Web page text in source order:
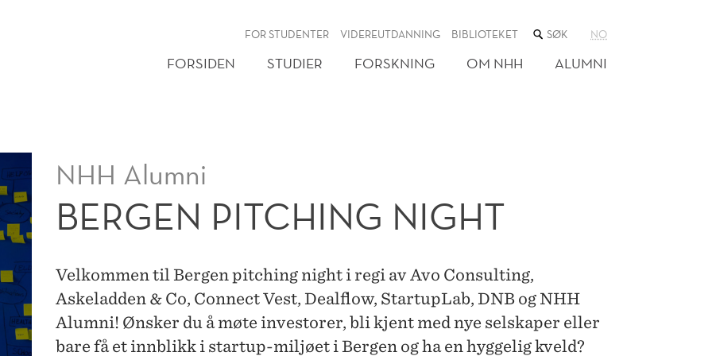
FOR STUDENTER VIDEREUTDANNING BIBLIOTEKET SØK
NETTSTEDET
NO
FORSIDEN STUDIER FORSKNING OM NHH ALUMNI
NHH Alumni
BERGEN PITCHING NIGHT
Velkommen til Bergen pitching night i regi av Avo Consulting,
Askeladden & Co, Connect Vest, Dealflow, StartupLab, DNB og NHH
Alumni! Ønsker du å møte investorer, bli kjent med nye selskaper eller
bare få et innblikk i startup-miljøet i Bergen og ha en hyggelig kveld?